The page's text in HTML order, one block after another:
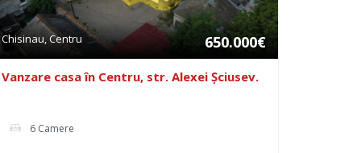
Chisinau, Centru 650.000€
Vanzare casa în Centru, str. Alexei Șciusev.
6 Camere